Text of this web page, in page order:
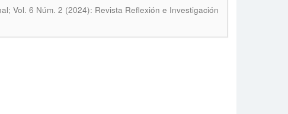
Vol. 6 Núm. 2 (2024): Revista Reflexión e Investigación